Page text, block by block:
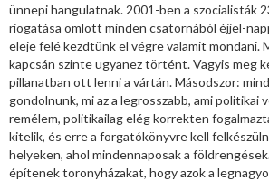
ünnepi hangulatnak. 2001-ben a szocialisták
riogatása ömlött minden csatornából éjjel-
eleje felé kezdtünk el végre valamit mondani.
kapcsán szinte ugyanez történt. Vagyis meg
pillanatban ott lenni a vártán. Másodszor:
gondolnunk, mi az a legrosszabb, ami politikai
remélem, politikailag elég korrekten
kitelik, és erre a forgatókönyvre kell
helyeken, ahol mindennaposak a
építenek toronyházakat, hogy azok a